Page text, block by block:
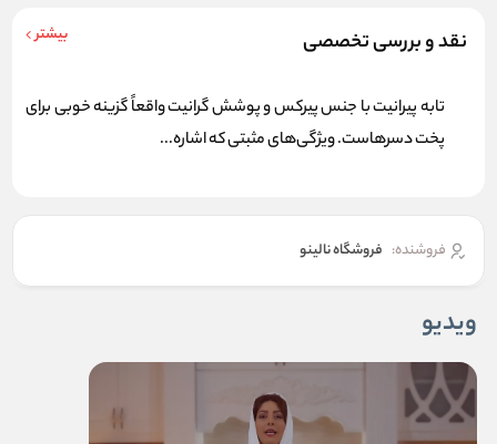
نقد و بررسی تخصصی بیشتر
تابه پیرانیت با جنس پیرکس و پوشش گرانیت واقعاً گزینه خوبی برای
پخت دسرهاست. ویژگی‌های مثبتی که اشاره...
فروشنده: فروشگاه نالینو
ویدیو